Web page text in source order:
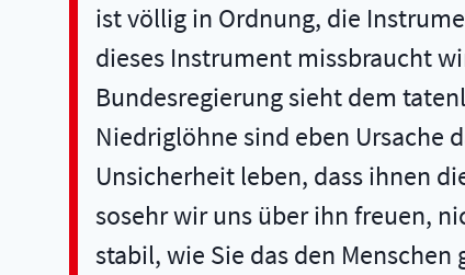
ist völlig in Ordnung, die
dieses Instrument missbraucht
Bundesregierung sieht dem
Niedriglöhne sind eben Ursache
Unsicherheit leben, dass ihnen
sosehr wir uns über ihn freuen,
stabil, wie Sie das den